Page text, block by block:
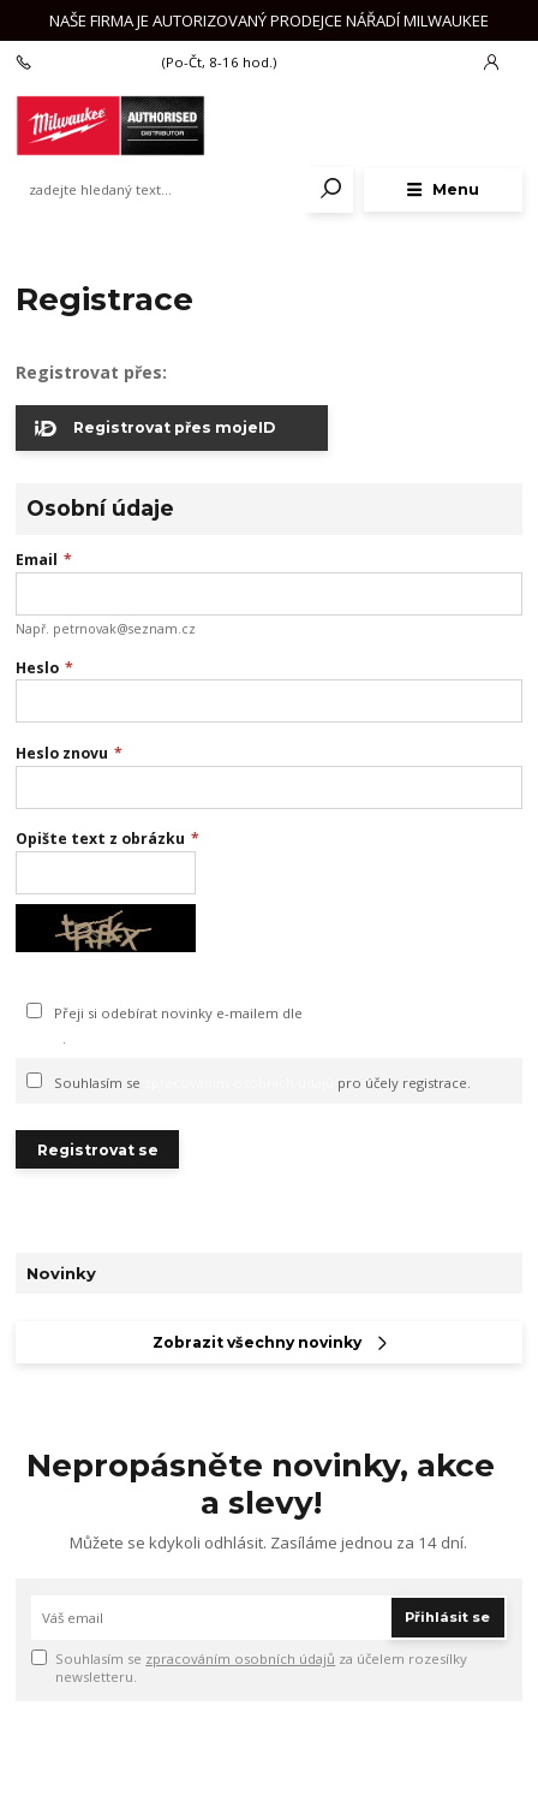
NAŠE FIRMA JE AUTORIZOVANÝ PRODEJCE NÁŘADÍ MILWAUKEE
Menu
(Po-Čt, 8-16 hod.)
Novinky
Zobrazit všechny novinky
Registrace
Registrovat přes:
Registrovat přes mojeID
Osobní údaje
Email *
Např. petrnovak@seznam.cz
Heslo *
Heslo znovu *
Opište text z obrázku *
Přeji si odebírat novinky e-mailem dle
Souhlasím se pro účely registrace.
Registrovat se
Nepropásněte novinky, akce
a slevy!
Můžete se kdykoli odhlásit. Zasíláme jednou za 14 dní.
Přihlásit se
Souhlasím se zpracováním osobních údajů za účelem rozesílky
newsletteru.